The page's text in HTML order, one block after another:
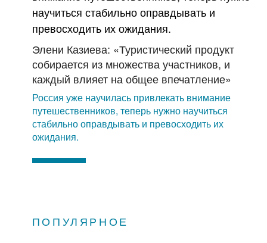
Элени Казиева: «Туристический продукт
собирается из множества участников, и
каждый влияет на общее впечатление»
Россия уже научилась привлекать внимание
путешественников, теперь нужно научиться
стабильно оправдывать и превосходить их
ожидания.
ПОПУЛЯРНОЕ